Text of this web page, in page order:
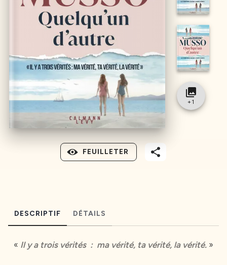
FEUILLETER
collections
+1
DESCRIPTIF DÉTAILS
« Il y a trois vérités : ma vérité, ta vérité, la vérité. »